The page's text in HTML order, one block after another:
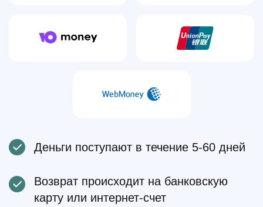
Деньги поступают в течение 5-60 дней
Возврат происходит на банковскую
карту или интернет-счет